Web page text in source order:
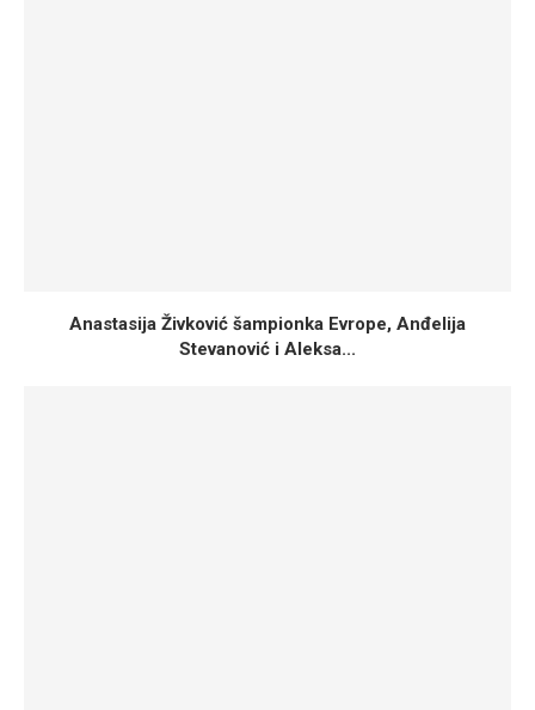
Anastasija Živković šampionka Evrope, Anđelija
Stevanović i Aleksa...